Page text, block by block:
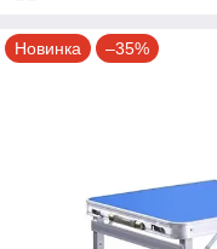
Новинка –35%